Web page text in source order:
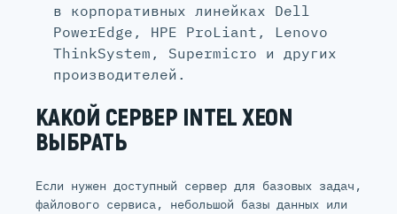
в корпоративных линейках Dell
PowerEdge, HPE ProLiant, Lenovo
ThinkSystem, Supermicro и других
производителей.
КАКОЙ СЕРВЕР INTEL XEON
ВЫБРАТЬ
Если нужен доступный сервер для базовых задач,
файлового сервиса, небольшой базы данных или